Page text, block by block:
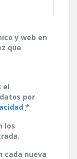
y web en
que
el
por
*
los
cada nueva